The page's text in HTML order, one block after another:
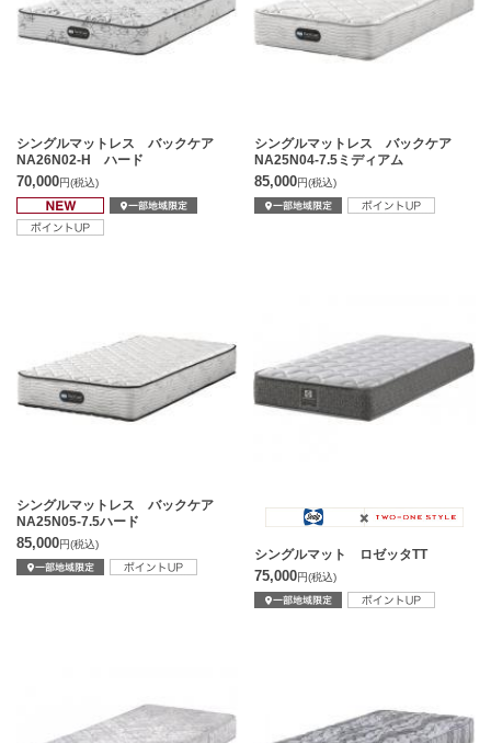
シングルマットレス バックケア
NA26N02-H ハード
70,000円(税込)
シングルマットレス バックケア
NA25N04-7.5ミディアム
85,000円(税込)
シングルマットレス バックケア
NA25N05-7.5ハード
85,000円(税込)
シングルマット ロゼッタTT
75,000円(税込)